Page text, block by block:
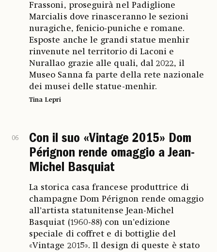
Frassoni, proseguirà nel Padiglione
Marcialis dove rinasceranno le sezioni
nuragiche, fenicio-puniche e romane.
Esposte anche le grandi statue menhir
rinvenute nel territorio di Laconi e
Nurallao grazie alle quali, dal 2022, il
Museo Sanna fa parte della rete nazionale
dei musei delle statue-menhir.
Tina Lepri
06
Con il suo «Vintage 2015» Dom
Pérignon rende omaggio a Jean-
Michel Basquiat
La storica casa francese produttrice di
champagne Dom Pérignon rende omaggio
all’artista statunitense Jean-Michel
Basquiat (1960-88) con un’edizione
speciale di coffret e di bottiglie del
«Vintage 2015». Il design di queste è stato